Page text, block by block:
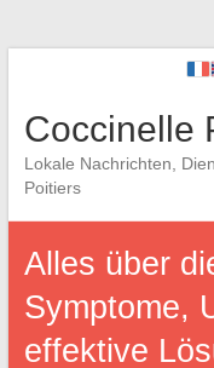
Coccinelle
Lokale Nachrichten,
Poitiers
Alles über
Symptome,
effektive